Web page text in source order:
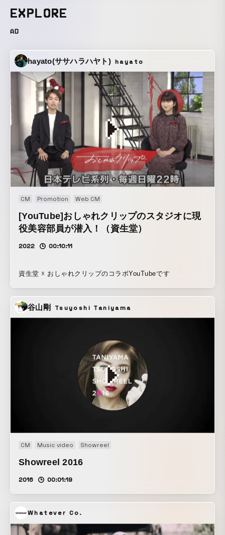
EXPLORE
AD
hayato(ササハラハヤト) hayato
CM Promotion Web CM
[YouTube]おしゃれクリップのスタジオに現
役美容部員が潜入！（資生堂）
2022 00:10:11
資生堂 ☓ おしゃれクリップのコラボYouTubeです
谷山剛 Tsuyoshi Taniyama
CM Music video Showreel
Showreel 2016
2016 00:01:19
Whatever Co.